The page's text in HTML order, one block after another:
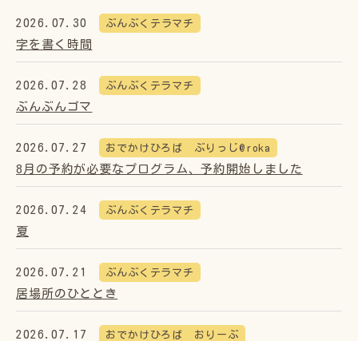
2026.07.30 ぶんぶくテラマチ
字を書く時間
2026.07.28 ぶんぶくテラマチ
ぶんぶんゴマ
2026.07.27 おでかけひろば ぶりっじ@roka
8月の予約が必要なプログラム、予約開始しました
2026.07.24 ぶんぶくテラマチ
夏
2026.07.21 ぶんぶくテラマチ
居場所のひととき
2026.07.17 おでかけひろば おりーぶ